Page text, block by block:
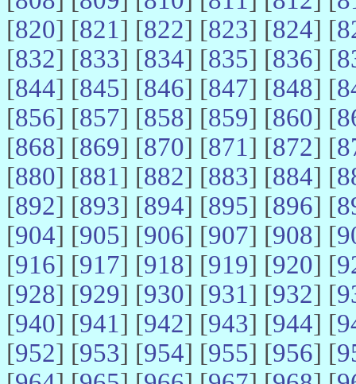
[820] [821] [822] [823] [824] [
[832] [833] [834] [835] [836] [
[844] [845] [846] [847] [848] [
[856] [857] [858] [859] [860] [
[868] [869] [870] [871] [872] [
[880] [881] [882] [883] [884] [
[892] [893] [894] [895] [896] [
[904] [905] [906] [907] [908] [
[916] [917] [918] [919] [920] [
[928] [929] [930] [931] [932] [
[940] [941] [942] [943] [944] [
[952] [953] [954] [955] [956] [